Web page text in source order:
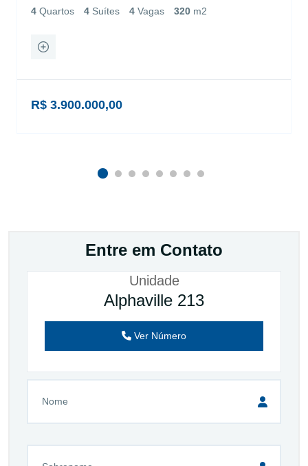
4 Quartos 4 Suítes 4 Vagas 320 m2
R$ 3.900.000,00
Entre em Contato
Unidade
Alphaville 213
Ver Número